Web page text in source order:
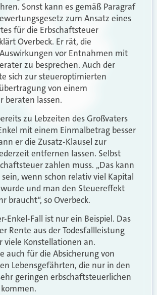
Sonst kann es gemäß Paragraf
zum Ansatz eines
für die Erbschaftsteuer
Overbeck. Er rät, die
vor Entnahmen mit
zu besprechen. Auch der
sich zur steueroptimierten
von einem
beraten lassen.
zu Lebzeiten des Großvaters
mit einem Einmalbetrag besser
er die Zusatz-Klausel zur
entfernen lassen. Selbst
zahlen muss. „Das kann
wenn schon relativ viel Kapital
und man den Steuereffekt
braucht“, so Overbeck.
Enkel-Fall ist nur ein Beispiel. Das
Rente aus der Todesfallleistung
viele Konstellationen an.
auch für die Absicherung von
Lebensgefährten, die nur in den
geringen erbschaftsteuerlichen